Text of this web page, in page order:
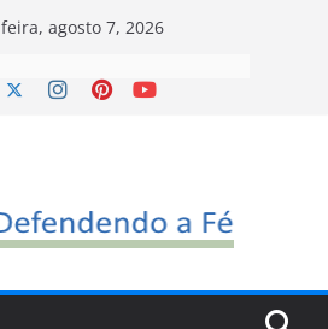
agosto 7, 2026